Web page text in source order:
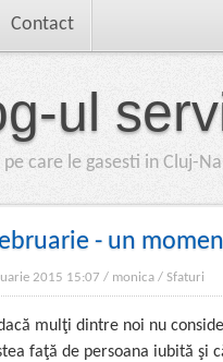
Contact
ul
care le gasesti in Cluj-
- un
2015 15:07 / monica / Sfaturi
mulţi dintre noi nu
faţă de persoana iubită şi